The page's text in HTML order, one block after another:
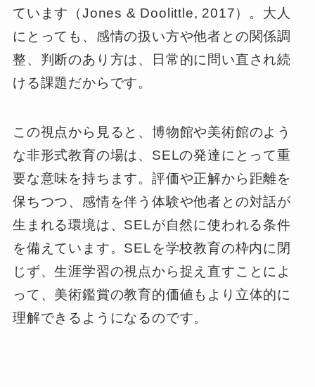
ています（Jones & Doolittle, 2017）。大人
にとっても、感情の扱い方や他者との関係調
整、判断のあり方は、日常的に問い直され続
ける課題だからです。
この視点から見ると、博物館や美術館のよう
な非形式教育の場は、SELの発達にとって重
要な意味を持ちます。評価や正解から距離を
保ちつつ、感情を伴う体験や他者との対話が
生まれる環境は、SELが自然に使われる条件
を備えています。SELを学校教育の枠内に閉
じず、生涯学習の視点から捉え直すことによ
って、美術鑑賞の教育的価値もより立体的に
理解できるようになるのです。